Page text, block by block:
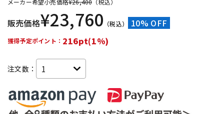
販売価格¥23,760 （税込） 10% OFF
獲得予定ポイント： 216pt(1%)
注文数：